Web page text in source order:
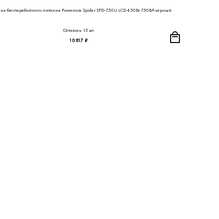
бесперебойного питания Powercom Spider SPD-750U LCD 450Вт 750ВА черный
Осталось 15 шт
10 817 ₽